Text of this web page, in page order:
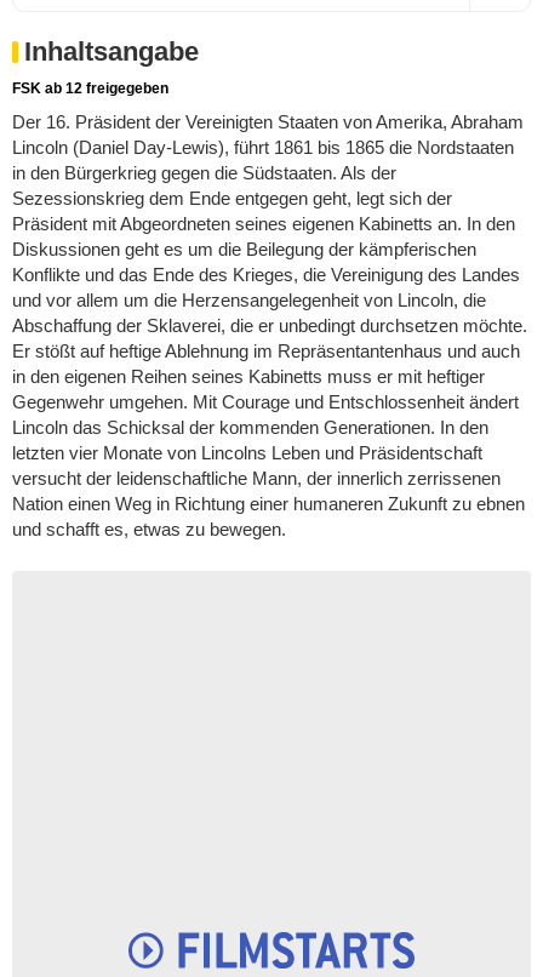
Inhaltsangabe
FSK ab 12 freigegeben
Der 16. Präsident der Vereinigten Staaten von Amerika, Abraham
Lincoln (Daniel Day-Lewis), führt 1861 bis 1865 die Nordstaaten
in den Bürgerkrieg gegen die Südstaaten. Als der
Sezessionskrieg dem Ende entgegen geht, legt sich der
Präsident mit Abgeordneten seines eigenen Kabinetts an. In den
Diskussionen geht es um die Beilegung der kämpferischen
Konflikte und das Ende des Krieges, die Vereinigung des Landes
und vor allem um die Herzensangelegenheit von Lincoln, die
Abschaffung der Sklaverei, die er unbedingt durchsetzen möchte.
Er stößt auf heftige Ablehnung im Repräsentantenhaus und auch
in den eigenen Reihen seines Kabinetts muss er mit heftiger
Gegenwehr umgehen. Mit Courage und Entschlossenheit ändert
Lincoln das Schicksal der kommenden Generationen. In den
letzten vier Monate von Lincolns Leben und Präsidentschaft
versucht der leidenschaftliche Mann, der innerlich zerrissenen
Nation einen Weg in Richtung einer humaneren Zukunft zu ebnen
und schafft es, etwas zu bewegen.